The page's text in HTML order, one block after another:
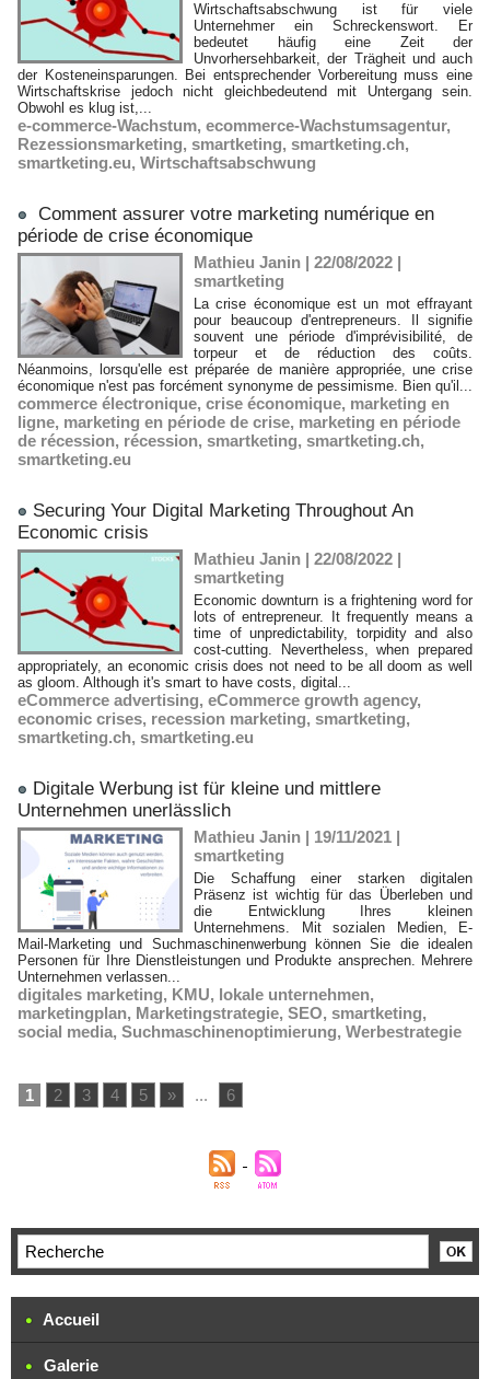
Wirtschaftsabschwung ist für viele
Unternehmer ein Schreckenswort. Er
bedeutet häufig eine Zeit der
Unvorhersehbarkeit, der Trägheit und auch
der Kosteneinsparungen. Bei entsprechender Vorbereitung muss eine
Wirtschaftskrise jedoch nicht gleichbedeutend mit Untergang sein.
Obwohl es klug ist,...
e-commerce-Wachstum, ecommerce-Wachstumsagentur,
Rezessionsmarketing, smartketing, smartketing.ch,
smartketing.eu, Wirtschaftsabschwung
Comment assurer votre marketing numérique en
période de crise économique
Mathieu Janin | 22/08/2022 |
smartketing
La crise économique est un mot effrayant
pour beaucoup d'entrepreneurs. Il signifie
souvent une période d'imprévisibilité, de
torpeur et de réduction des coûts.
Néanmoins, lorsqu'elle est préparée de manière appropriée, une crise
économique n'est pas forcément synonyme de pessimisme. Bien qu'il...
commerce électronique, crise économique, marketing en
ligne, marketing en période de crise, marketing en période
de récession, récession, smartketing, smartketing.ch,
smartketing.eu
​Securing Your Digital Marketing Throughout An
Economic crisis
Mathieu Janin | 22/08/2022 |
smartketing
Economic downturn is a frightening word for
lots of entrepreneur. It frequently means a
time of unpredictability, torpidity and also
cost-cutting. Nevertheless, when prepared
appropriately, an economic crisis does not need to be all doom as well
as gloom. Although it's smart to have costs, digital...
eCommerce advertising, eCommerce growth agency,
economic crises, recession marketing, smartketing,
smartketing.ch, smartketing.eu
​Digitale Werbung ist für kleine und mittlere
Unternehmen unerlässlich
Mathieu Janin | 19/11/2021 |
smartketing
Die Schaffung einer starken digitalen
Präsenz ist wichtig für das Überleben und
die Entwicklung Ihres kleinen
Unternehmens. Mit sozialen Medien, E-
Mail-Marketing und Suchmaschinenwerbung können Sie die idealen
Personen für Ihre Dienstleistungen und Produkte ansprechen. Mehrere
Unternehmen verlassen...
digitales marketing, KMU, lokale unternehmen,
marketingplan, Marketingstrategie, SEO, smartketing,
social media, Suchmaschinenoptimierung, Werbestrategie
1 2 3 4 5 » ... 6
Accueil
Galerie